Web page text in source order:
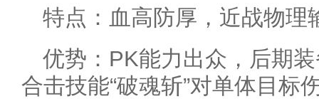
特点：血高防厚，近战物理
优势：PK能力出众，后期
合击技能“破魂斩”对单体目标